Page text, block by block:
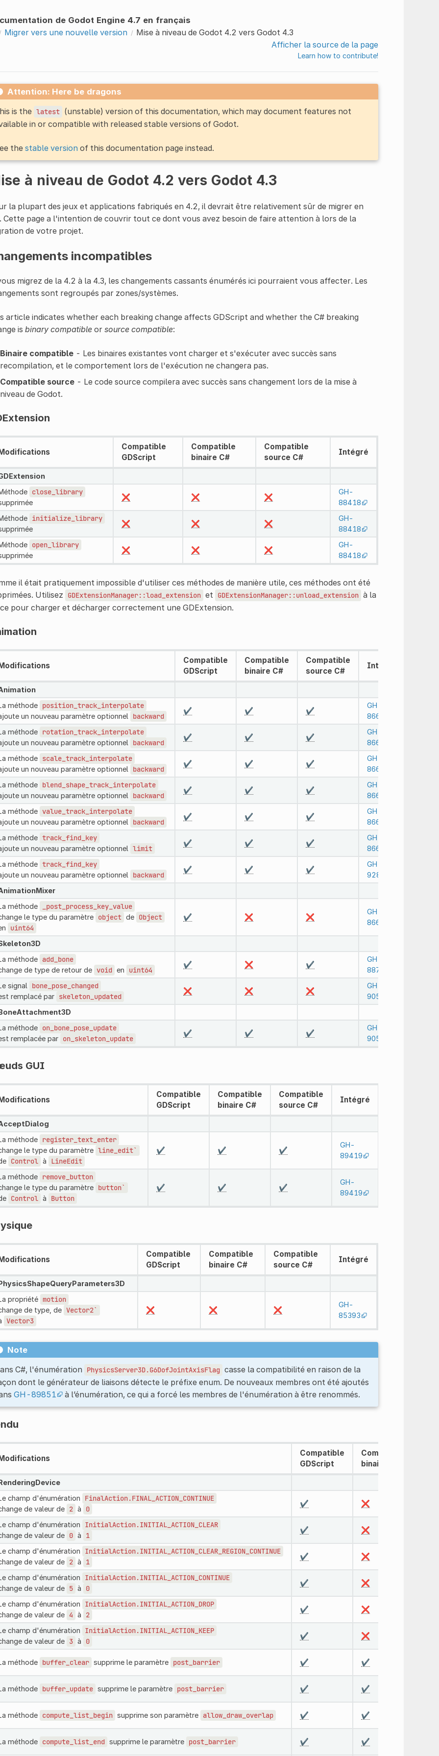
de Godot Engine 4.7 en français
Migrer vers une nouvelle version
Mise à niveau de Godot 4.2 vers Godot 4.3
Afficher la source de la page
Learn how to contribute!
Attention: Here be dragons
is the latest (unstable) version of this documentation, which may document features not
in or compatible with released stable versions of Godot.
the stable versionof this documentation page instead.
à niveau de Godot 4.2 vers Godot 4.3
la plupart des jeux et applications fabriqués en 4.2, il devrait être relativement sûr de migrer en
Cette page a l'intention de couvrir tout ce dont vous avez besoin de faire attention à lors de la
de votre projet.
incompatibles
migrez de la 4.2 à la 4.3, les changements cassants énumérés ici pourraient vous affecter. Les
sont regroupés par zones/systèmes.
article indicates whether each breaking change affects GDScript and whether the C# breaking
is binary compatibleor source compatible:
Binaire compatible- Les binaires existantes vont charger et s'exécuter avec succès sans
recompilation, et le comportement lors de l'exécution ne changera pas.
Compatible source- Le code source compilera avec succès sans changement lors de la mise à
niveau de Godot.
Compatible
GDScript
Compatible
binaire C#
Compatible
source C#
Intégré
close_library
❌ ❌ ❌
GH-
88418
initialize_library
❌ ❌ ❌
GH-
88418
open_library
❌ ❌ ❌
GH-
88418
il était pratiquement impossible d'utiliser ces méthodes de manière utile, ces méthodes ont été
Utilisez
GDExtensionManager::load_extension et GDExtensionManager::unload_extension à la
pour charger et décharger correctement une GDExtension.
Compatible
GDScript
Compatible
binaire C#
Compatible
source C#
Intégré
méthode position_track_interpolate
un nouveau paramètre optionnel backward
✔️ ✔️ ✔️
GH-
86629
méthode rotation_track_interpolate
un nouveau paramètre optionnel backward
✔️ ✔️ ✔️
GH-
86629
méthode scale_track_interpolate
un nouveau paramètre optionnel backward
✔️ ✔️ ✔️
GH-
86629
méthode blend_shape_track_interpolate
un nouveau paramètre optionnel backward
✔️ ✔️ ✔️
GH-
86629
méthode value_track_interpolate
un nouveau paramètre optionnel backward
✔️ ✔️ ✔️
GH-
86629
méthode track_find_key
un nouveau paramètre optionnel limit
✔️ ✔️ ✔️
GH-
86661
méthode track_find_key
un nouveau paramètre optionnel backward
✔️ ✔️ ✔️
GH-
92861
méthode
_post_process_key_value
le type du paramètre object de Object
uint64
✔️ ❌ ❌
GH-
86687
méthode add_bone
de type de retour de void en uint64
✔️ ❌ ✔️
GH-
88791
signal
bone_pose_changed
remplacé par skeleton_updated
❌ ❌ ❌
GH-
90575
méthode on_bone_pose_update
remplacée par on_skeleton_update
✔️ ✔️ ✔️
GH-
90575
GUI
Compatible
GDScript
Compatible
binaire C#
Compatible
source C#
Intégré
méthode register_text_enter
le type du paramètre line_edit`
Control à LineEdit
✔️ ✔️ ✔️
GH-
89419
méthode remove_button
le type du paramètre button`
Control à Button
✔️ ✔️ ✔️
GH-
89419
Compatible
GDScript
Compatible
binaire C#
Compatible
source C#
Intégré
propriété motion
de type, de Vector2`
Vector3
❌ ❌ ❌
GH-
85393
Note
C#, l'énumération
PhysicsServer3D.G6DofJointAxisFlag casse la compatibilité en raison de la
dont le générateur de liaisons détecte le préfixe enum. De nouveaux membres ont été ajoutés
GH-89851 à l’énumération, ce qui a forcé les membres de l'énumération à être renommés.
Compatible
GDScript
Compatible
binaire C#
champ d'énumération
FinalAction.FINAL_ACTION_CONTINUE
de valeur de 2 à 0
✔️ ❌
champ d'énumération InitialAction.INITIAL_ACTION_CLEAR
de valeur de 0 à 1
✔️ ❌
champ d'énumération InitialAction.INITIAL_ACTION_CLEAR_REGION_CONTINUE
de valeur de 2 à 1
✔️ ❌
champ d'énumération InitialAction.INITIAL_ACTION_CONTINUE
de valeur de 5 à 0
✔️ ❌
champ d'énumération InitialAction.INITIAL_ACTION_DROP
de valeur de 4 à 2
✔️ ❌
champ d'énumération InitialAction.INITIAL_ACTION_KEEP
de valeur de 3 à 0
✔️ ❌
méthode buffer_clear supprime le paramètre post_barrier ✔️ ✔️
méthode buffer_update supprime le paramètre post_barrier ✔️ ✔️
méthode compute_list_begin supprime son paramètre allow_draw_overlap ✔️ ✔️
méthode compute_list_end supprime le paramètre post_barrier ✔️ ✔️